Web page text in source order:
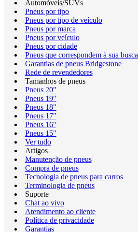
Automóveis/SUVs
Pneus por tipo
Pneus por tipo de veículo
Pneus por marca
Pneus por veículo
Pneus por cidade
Pneus que correspondem à sua busca
Garantias de pneus Bridgestone
Rede de revendedores
Tamanhos de pneus
Pneus 20"
Pneus 19"
Pneus 18"
Pneus 17"
Pneus 16"
Pneus 15"
Ver tudo
Artigos
Manutenção de pneus
Compra de pneus
Tecnologia de pneus para carros
Terminologia de pneus
Suporte
Chat ao vivo
Atendimento ao cliente
Política de privacidade
Garantias